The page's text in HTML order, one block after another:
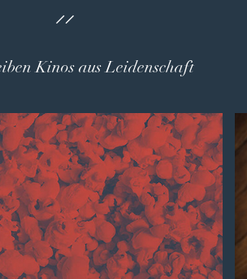
Kinos aus Leidenschaft